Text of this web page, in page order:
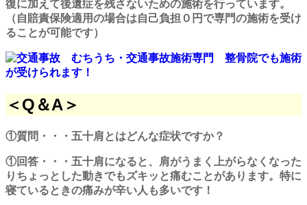
復に加えて後遺症を残さないための施術を行っています。
（自賠責保険適用の場合は自己負担０円で専門の施術を受け
ることが可能です）
＜Q＆A＞
①質問・・・五十肩とはどんな症状ですか？
①回答・・・五十肩になると、肩がうまく上がらなくなった
りちょっとした動きでもズキッと痛むことがあります。特に
寝ているときの痛みが辛い人も多いです！